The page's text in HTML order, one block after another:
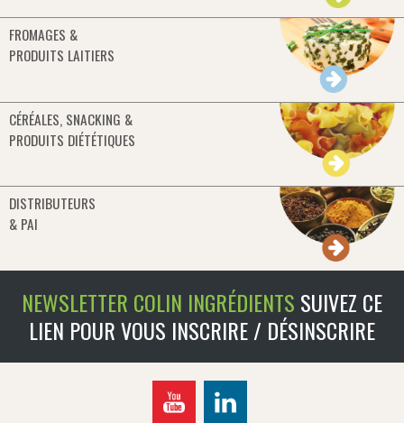
FROMAGES &
PRODUITS LAITIERS
CÉRÉALES, SNACKING &
PRODUITS DIÉTÉTIQUES
DISTRIBUTEURS
& PAI
NEWSLETTER COLIN INGRÉDIENTS SUIVEZ CE
LIEN POUR VOUS INSCRIRE / DÉSINSCRIRE